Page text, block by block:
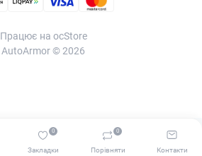
Закладки
0
Порівняти
0
Контакти
Працює на ocStore
AutoArmor © 2026